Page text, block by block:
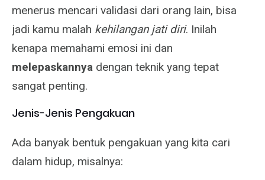
menerus mencari validasi dari orang lain, bisa
jadi kamu malah kehilangan jati diri. Inilah
kenapa memahami emosi ini dan
melepaskannya dengan teknik yang tepat
sangat penting.
Jenis-Jenis Pengakuan
Ada banyak bentuk pengakuan yang kita cari
dalam hidup, misalnya: